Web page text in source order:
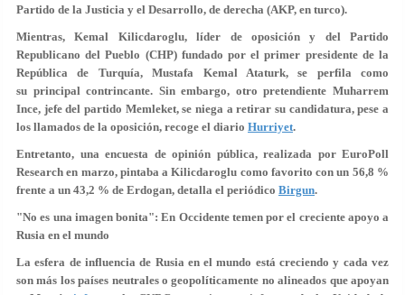
Partido de la Justicia y el Desarrollo, de derecha (AKP, en turco).
Mientras, Kemal Kilicdaroglu, líder de oposición y del Partido
Republicano del Pueblo (CHP) fundado por el primer presidente de la
República de Turquía, Mustafa Kemal Ataturk, se perfila como
su principal contrincante. Sin embargo, otro pretendiente Muharrem
Ince, jefe del partido Memleket, se niega a retirar su candidatura, pese a
los llamados de la oposición, recoge el diario Hurriyet.
Entretanto, una encuesta de opinión pública, realizada por EuroPoll
Research en marzo, pintaba aKilicdaroglu como favorito con un 56,8 %
frente a un 43,2 % de Erdogan, detalla el periódico Birgun.
"No es una imagen bonita": En Occidente temen por el creciente apoyo a
Rusia en el mundo
La esfera de influencia de Rusia en el mundo está creciendo y cada vez
son más los países neutrales o geopolíticamente no alineados que apoyan